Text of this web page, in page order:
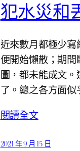
犯水災和
近來數月都極少
便開始懶散；期
圖，都未能成文
了。總之各方面
閱讀全文
2021 年 9 月 15 日